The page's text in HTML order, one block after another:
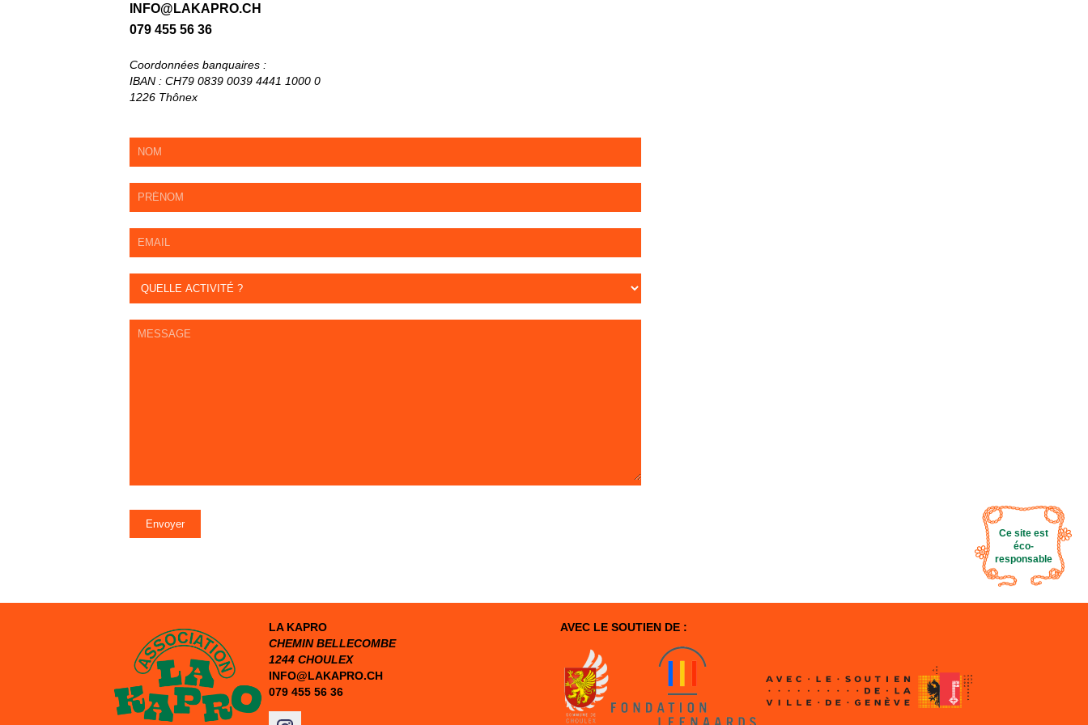
INFO@LAKAPRO.CH
079 455 56 36
Coordonnées banquaires :
IBAN : CH79 0839 0039 4441 1000 0
1226 Thônex
Envoyer
Ce site est
éco-
responsable
LA KAPRO
CHEMIN BELLECOMBE
1244 CHOULEX
INFO@LAKAPRO.CH
079 455 56 36
AVEC LE SOUTIEN DE :